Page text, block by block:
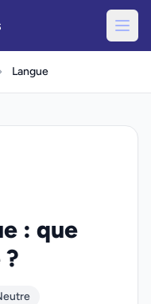
Langue
: que